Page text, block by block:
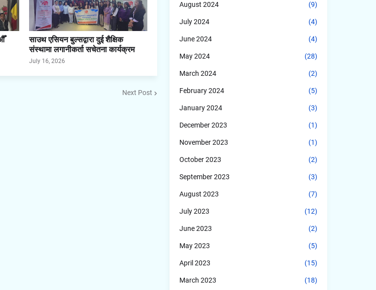
साउथ एसियन बुल्सद्वारा दुई शैक्षिक
संस्थामा लगानीकर्ता सचेतना कार्यक्रम
July 16, 2026
Next Post
August 2024 (9)
July 2024 (4)
June 2024 (4)
May 2024 (28)
March 2024 (2)
February 2024 (5)
January 2024 (3)
December 2023 (1)
November 2023 (1)
October 2023 (2)
September 2023 (3)
August 2023 (7)
July 2023 (12)
June 2023 (2)
May 2023 (5)
April 2023 (15)
March 2023 (18)